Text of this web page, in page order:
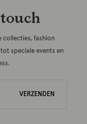
collecties, fashion
speciale events en
VERZENDEN